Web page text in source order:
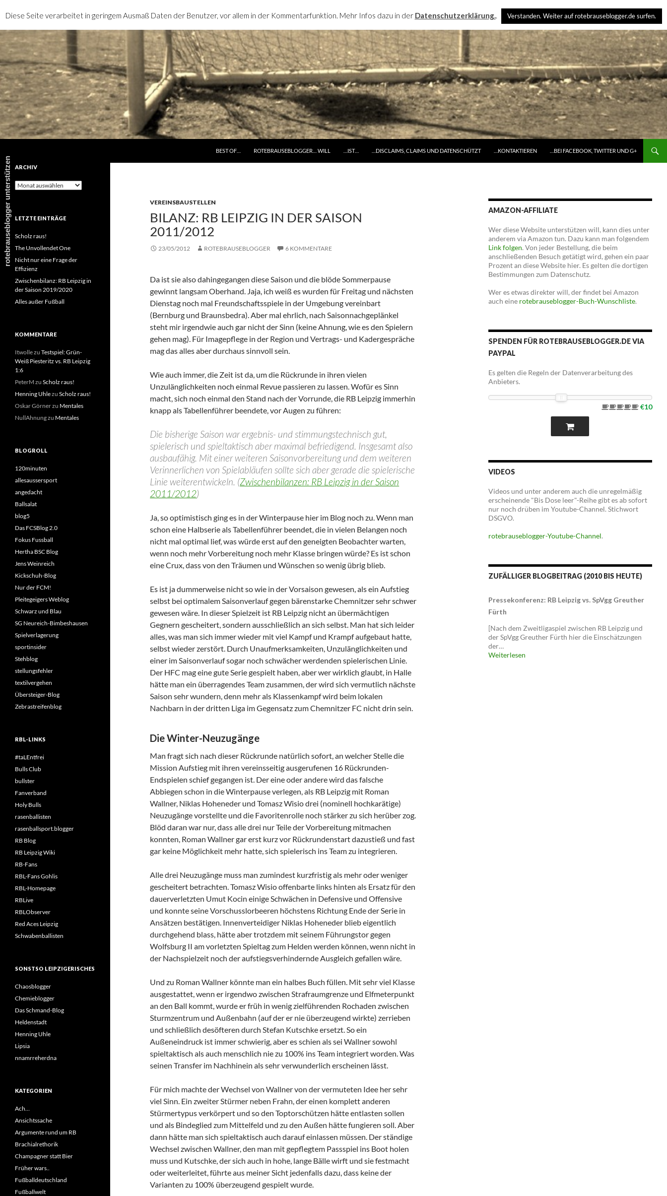
BEST OF…
ROTEBRAUSEBLOGGER… WILL …IST… …DISCLAIMS, CLAIMS UND DATENSCHÜTZT …KONTAKTIEREN …BEI FACEBOOK, TWITTER UND G+
VEREINSBAUSTELLEN
BILANZ: RB LEIPZIG IN DER SAISON
2011/2012
23/05/2012 ROTEBRAUSEBLOGGER 6 KOMMENTARE
Da ist sie also dahingegangen diese Saison und die blöde Sommerpause
gewinnt langsam Oberhand. Jaja, ich weiß es wurden für Freitag und nächsten
Dienstag noch mal Freundschaftsspiele in der Umgebung vereinbart
(Bernburg und Braunsbedra). Aber mal ehrlich, nach Saisonnachgeplänkel
steht mir irgendwie auch gar nicht der Sinn (keine Ahnung, wie es den Spielern
gehen mag). Für Imagepflege in der Region und Vertrags- und Kadergespräche
mag das alles aber durchaus sinnvoll sein.
Wie auch immer, die Zeit ist da, um die Rückrunde in ihren vielen
Unzulänglichkeiten noch einmal Revue passieren zu lassen. Wofür es Sinn
macht, sich noch einmal den Stand nach der Vorrunde, die RB Leipzig immerhin
knapp als Tabellenführer beendete, vor Augen zu führen:
Die bisherige Saison war ergebnis- und stimmungstechnisch gut,
spielerisch und spieltaktisch aber maximal befriedigend. Insgesamt also
ausbaufähig. Mit einer weiteren Saisonvorbereitung und dem weiteren
Verinnerlichen von Spielabläufen sollte sich aber gerade die spielerische
Linie weiterentwickeln. (Zwischenbilanzen: RB Leipzig in der Saison
2011/2012)
Ja, so optimistisch ging es in der Winterpause hier im Blog noch zu. Wenn man
schon eine Halbserie als Tabellenführer beendet, die in vielen Belangen noch
nicht mal optimal lief, was würde erst auf den geneigten Beobachter warten,
wenn noch mehr Vorbereitung noch mehr Klasse bringen würde? Es ist schon
eine Crux, dass von den Träumen und Wünschen so wenig übrig blieb.
Es ist ja dummerweise nicht so wie in der Vorsaison gewesen, als ein Aufstieg
selbst bei optimalem Saisonverlauf gegen bärenstarke Chemnitzer sehr schwer
gewesen wäre. In dieser Spielzeit ist RB Leipzig nicht an übermächtigen
Gegnern gescheitert, sondern ausschließlich an sich selbst. Man hat sich leider
alles, was man sich immer wieder mit viel Kampf und Krampf aufgebaut hatte,
selbst wieder zerstört. Durch Unaufmerksamkeiten, Unzulänglichkeiten und
einer im Saisonverlauf sogar noch schwächer werdenden spielerischen Linie.
Der HFC mag eine gute Serie gespielt haben, aber wer wirklich glaubt, in Halle
hätte man ein überragendes Team zusammen, der wird sich vermutlich nächste
Saison sehr wundern, denn mehr als Klassenkampf wird beim lokalen
Nachbarn in der dritten Liga im Gegensatz zum Chemnitzer FC nicht drin sein.
Die Winter-Neuzugänge
Man fragt sich nach dieser Rückrunde natürlich sofort, an welcher Stelle die
Mission Aufstieg mit ihren vereinsseitig ausgerufenen 16 Rückrunden-
Endspielen schief gegangen ist. Der eine oder andere wird das falsche
Abbiegen schon in die Winterpause verlegen, als RB Leipzig mit Roman
Wallner, Niklas Hoheneder und Tomasz Wisio drei (nominell hochkarätige)
Neuzugänge vorstellte und die Favoritenrolle noch stärker zu sich herüber zog.
Blöd daran war nur, dass alle drei nur Teile der Vorbereitung mitmachen
konnten, Roman Wallner gar erst kurz vor Rückrundenstart dazustieß und fast
gar keine Möglichkeit mehr hatte, sich spielerisch ins Team zu integrieren.
Alle drei Neuzugänge muss man zumindest kurzfristig als mehr oder weniger
gescheitert betrachten. Tomasz Wisio offenbarte links hinten als Ersatz für den
dauerverletzten Umut Kocin einige Schwächen in Defensive und Offensive
und konnte seine Vorschusslorbeeren höchstens Richtung Ende der Serie in
Ansätzen bestätigen. Innenverteidiger Niklas Hoheneder blieb eigentlich
durchgehend blass, hätte aber trotzdem mit seinem Führungstor gegen
Wolfsburg II am vorletzten Spieltag zum Helden werden können, wenn nicht in
der Nachspielzeit noch der aufstiegsverhindernde Ausgleich gefallen wäre.
Und zu Roman Wallner könnte man ein halbes Buch füllen. Mit sehr viel Klasse
ausgestattet, wenn er irgendwo zwischen Strafraumgrenze und Elfmeterpunkt
an den Ball kommt, wurde er früh in wenig zielführenden Rochaden zwischen
Sturmzentrum und Außenbahn (auf der er nie überzeugend wirkte) zerrieben
und schließlich desöfteren durch Stefan Kutschke ersetzt. So ein
Außeneindruck ist immer schwierig, aber es schien als sei Wallner sowohl
spieltaktisch als auch menschlich nie zu 100% ins Team integriert worden. Was
seinen Transfer im Nachhinein als sehr verwunderlich erscheinen lässt.
Für mich machte der Wechsel von Wallner von der vermuteten Idee her sehr
viel Sinn. Ein zweiter Stürmer neben Frahn, der einen komplett anderen
Stürmertypus verkörpert und so den Toptorschützen hätte entlasten sollen
und als Bindeglied zum Mittelfeld und zu den Außen hätte fungieren soll. Aber
dann hätte man sich spieltaktisch auch darauf einlassen müssen. Der ständige
Wechsel zwischen Wallner, den man mit gepflegtem Passspiel ins Boot holen
muss und Kutschke, der sich auch in hohe, lange Bälle wirft und sie festmacht
oder weiterleitet, führte aus meiner Sicht jedenfalls dazu, dass keine der
Varianten zu 100% überzeugend gespielt wurde.
AMAZON-AFFILIATE
Wer diese Website unterstützen will, kann dies unter
anderem via Amazon tun. Dazu kann man folgendem
Link folgen. Von jeder Bestellung, die beim
anschließenden Besuch getätigt wird, gehen ein paar
Prozent an diese Website hier. Es gelten die dortigen
Bestimmungen zum Datenschutz.
Wer es etwas direkter will, der findet bei Amazon
auch eine rotebrauseblogger-Buch-Wunschliste.
SPENDEN FÜR ROTEBRAUSEBLOGGER.DE VIA
PAYPAL
Es gelten die Regeln der Datenverarbeitung des
Anbieters.
€10
VIDEOS
Videos und unter anderem auch die unregelmäßig
erscheinende "Bis Dose leer"-Reihe gibt es ab sofort
nur noch drüben im Youtube-Channel. Stichwort
DSGVO.
rotebrauseblogger-Youtube-Channel.
ZUFÄLLIGER BLOGBEITRAG (2010 BIS HEUTE)
Pressekonferenz: RB Leipzig vs. SpVgg Greuther
Fürth
[Nach dem Zweitligaspiel zwischen RB Leipzig und
der SpVgg Greuther Fürth hier die Einschätzungen
der…
Weiterlesen
ARCHIV
Archiv
LETZTE EINTRÄGE
Scholz raus!
The Unvollendet One
Nicht nur eine Frage der
Effizienz
Zwischenbilanz: RB Leipzig in
der Saison 2019/2020
Alles außer Fußball
KOMMENTARE
Itwollezu Testspiel: Grün-
Weiß Piesteritz vs. RB Leipzig
1:6
PeterM zu Scholz raus!
Henning Uhlezu Scholz raus!
Oskar Görnerzu Mentales
NullAhnungzu Mentales
BLOGROLL
120minuten
allesaussersport
angedacht
Ballsalat
blog5
Das FCSBlog 2.0
Fokus Fussball
Hertha BSC Blog
Jens Weinreich
Kickschuh-Blog
Nur der FCM!
Pleitegeigers Weblog
Schwarz und Blau
SG Neureich-Bimbeshausen
Spielverlagerung
sportinsider
Stehblog
stellungsfehler
textilvergehen
Übersteiger-Blog
Zebrastreifenblog
RBL-LINKS
#taLEntfrei
Bulls Club
bullster
Fanverband
Holy Bulls
rasenballisten
rasenballsport.blogger
RB Blog
RB Leipzig Wiki
RB-Fans
RBL-Fans Gohlis
RBL-Homepage
RBLive
RBLObserver
Red Aces Leipzig
Schwabenballisten
SONSTSO LEIPZIGERISCHES
Chaosblogger
Chemieblogger
Das Schmand-Blog
Heldenstadt
Henning Uhle
Lipsia
nnamrreherdna
KATEGORIEN
Ach…
Ansichtssache
Argumente rund um RB
Brachialrethorik
Champagner statt Bier
Früher wars..
Fußballdeutschland
Fußballwelt
Diese Seite verarbeitet in geringem Ausmaß Daten der Benutzer, vor allem in der Kommentarfunktion. Mehr Infos dazu in der Datenschutzerklärung.. Verstanden. Weiter auf rotebrauseblogger.de surfen.
rotebrauseblogger unterstützen